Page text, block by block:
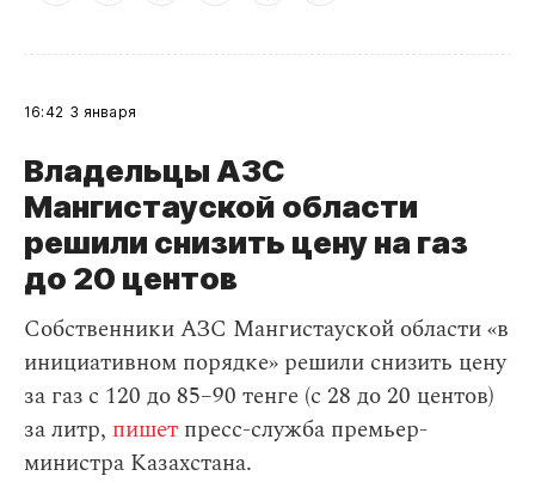
16:42 3 января
Владельцы АЗС
Мангистауской области
решили снизить цену на газ
до 20 центов
Собственники АЗС Мангистауской области «в
инициативном порядке» решили снизить цену
за газ с 120 до 85–90 тенге (с 28 до 20 центов)
за литр, пишет пресс-служба премьер-
министра Казахстана.